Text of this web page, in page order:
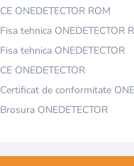
CE ONEDETECTOR ROM
Fisa tehnica ONEDETECTOR
Fisa tehnica ONEDETECTOR
CE ONEDETECTOR
Certificat de conformitate
Brosura ONEDETECTOR